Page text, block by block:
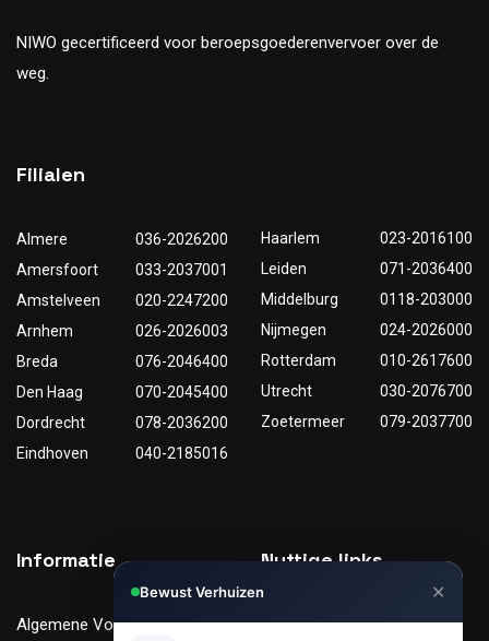
NIWO gecertificeerd voor beroepsgoederenvervoer over de
weg.
Filialen
Almere
036-2026200
Amersfoort
033-2037001
Amstelveen
020-2247200
Arnhem
026-2026003
Breda
076-2046400
Den Haag
070-2045400
Dordrecht
078-2036200
Eindhoven
040-2185016
Haarlem
023-2016100
Leiden
071-2036400
Middelburg
0118-203000
Nijmegen
024-2026000
Rotterdam
010-2617600
Utrecht
030-2076700
Zoetermeer
079-2037700
Informatie
Algemene Voorwaarden
Nuttige links
Tarieven
Bewust Verhuizen ✕
Hi, Kunnen we je helpen met